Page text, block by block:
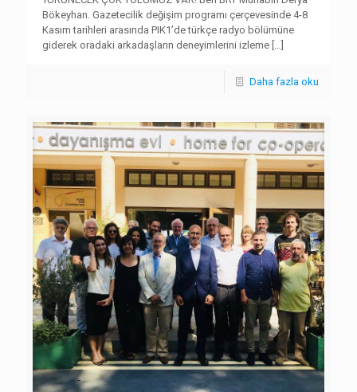
Bökeyhan. Gazetecilik değişim programı çerçevesinde 4-8
Kasım tarihleri arasında PIK1’de türkçe radyo bölümüne
giderek oradaki arkadaşların deneyimlerini izleme
Daha fazla oku